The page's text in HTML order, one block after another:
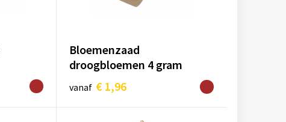
Bloemenzaad
droogbloemen 4 gram
vanaf € 1,96